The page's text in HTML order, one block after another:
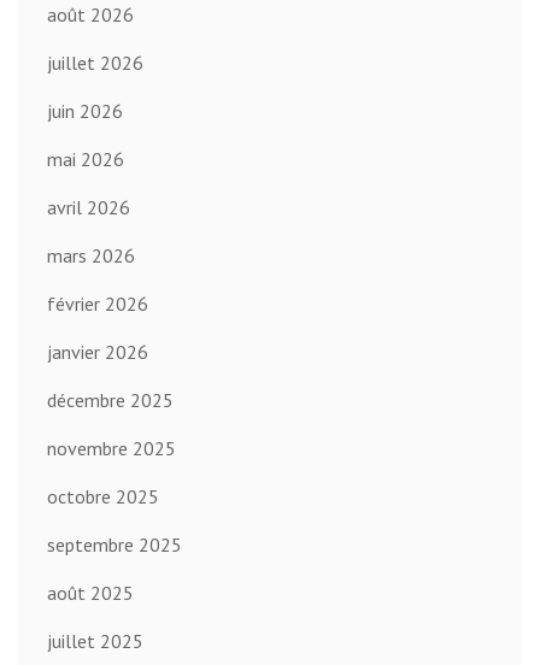
août 2026
juillet 2026
juin 2026
mai 2026
avril 2026
mars 2026
février 2026
janvier 2026
décembre 2025
novembre 2025
octobre 2025
septembre 2025
août 2025
juillet 2025